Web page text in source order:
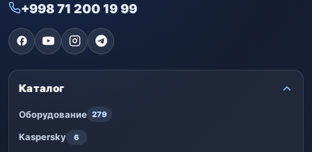
+998 71 200 19 99
Каталог
Оборудование 279
Kaspersky 6